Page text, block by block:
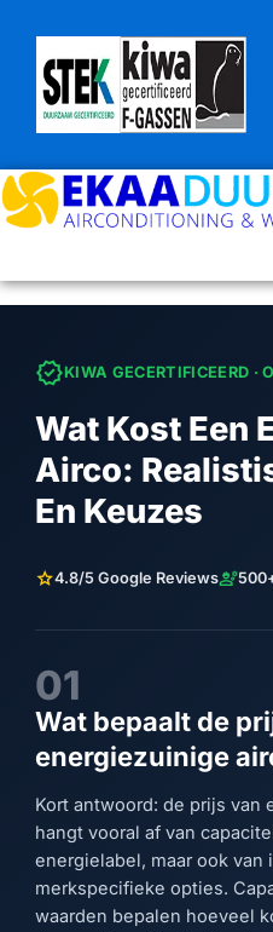
content
verifiedKIWA GECERTIFICEERD ·
Wat Kost Een
Airco:
En Keuzes
star4.8/5 Google Reviewsengineering
01
Wat bepaalt de
energiezuinige
Kort antwoord: de prijs van
hangt vooral af van
energielabel, maar ook
merkspecifieke opties.
waarden bepalen hoeveel